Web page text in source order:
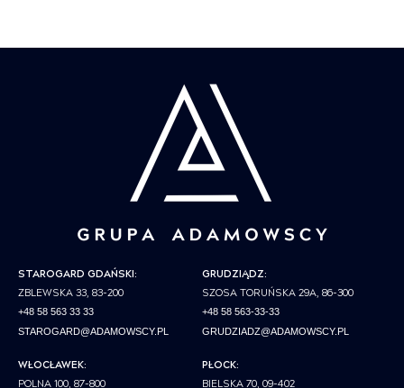
STAROGARD GDAŃSKI:
ZBLEWSKA 33, 83-200
+48 58 563 33 33
STAROGARD@ADAMOWSCY.PL
GRUDZIĄDZ:
SZOSA TORUŃSKA 29A, 86-300
+48 58 563-33-33
GRUDZIADZ@ADAMOWSCY.PL
WŁOCŁAWEK:
POLNA 100, 87-800
PŁOCK:
BIELSKA 70, 09-402